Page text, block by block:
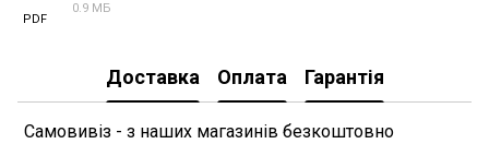
PDF
0.9 МБ
Доставка Оплата Гарантія
Самовивіз - з наших магазинів безкоштовно